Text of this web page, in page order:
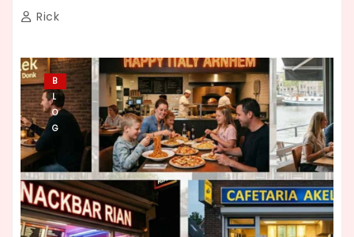
Rick
B
L
O
G